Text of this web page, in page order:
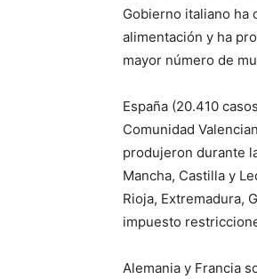
Gobierno italiano ha
alimentación y ha
mayor número de
España (20.410
Comunidad
produjeron durante
Mancha, Castilla y
Rioja, Extremadura,
impuesto
Alemania y Francia